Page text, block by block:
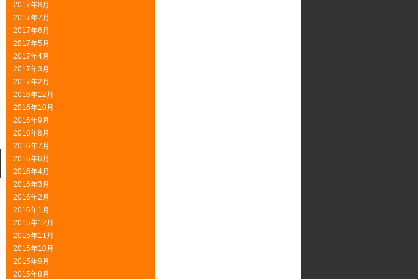
2017年8月
2017年7月
2017年6月
2017年5月
2017年4月
2017年3月
2017年2月
2016年12月
2016年10月
2016年9月
2016年8月
2016年7月
2016年6月
2016年4月
2016年3月
2016年2月
2016年1月
2015年12月
2015年11月
2015年10月
2015年9月
2015年8月